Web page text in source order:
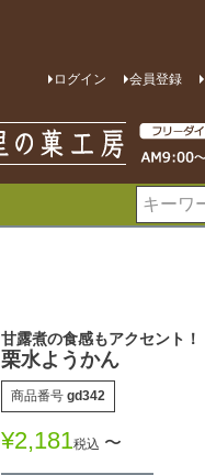
ログイン 会員登録
甘露煮の食感もアクセント！
栗水ようかん
商品番号 gd342
¥2,181税込 〜